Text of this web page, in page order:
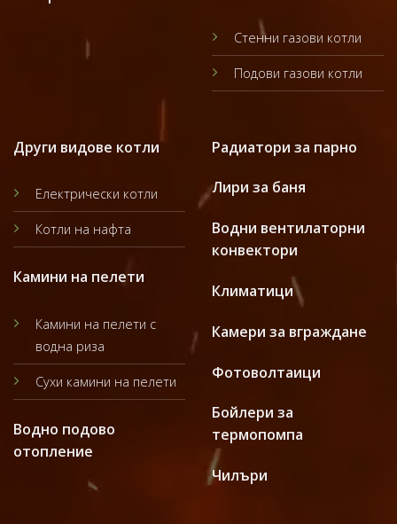
Стенни газови котли
Подови газови котли
Други видове котли
Електрически котли
Котли на нафта
Камини на пелети
Камини на пелети с
водна риза
Сухи камини на пелети
Водно подово
отопление
Радиатори за парно
Лири за баня
Водни вентилаторни
конвектори
Климатици
Камери за вграждане
Фотоволтаици
Бойлери за
термопомпа
Чилъри